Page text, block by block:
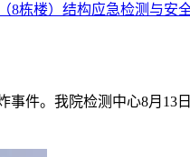
8栋楼）结构应急检测与安
事件。我院检测中心8月